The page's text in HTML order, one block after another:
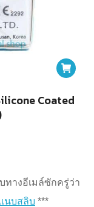
Coated
างอีเมล์ซักครู่ว่า
นบสลิบ ***